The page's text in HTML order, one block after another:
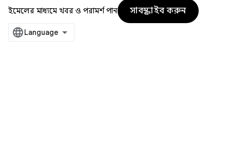
ইমেলের মাধ্যমে খবর ও পরামর্শ পান
সাবস্ক্রাইব করুন